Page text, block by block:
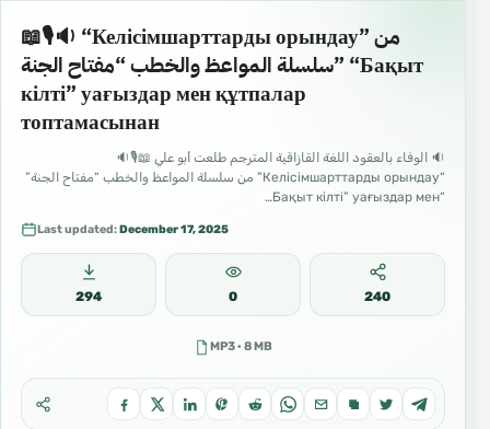
📖🎙🔉 “Келісімшарттарды орындау” من
سلسلة المواعظ والخطب “مفتاح الجنة” “Бақыт
кілті” уағыздар мен құтпалар
топтамасынан
🔉 الوفاء بالعقود اللغة القازاقية المترجم طلعت أبو علي 📖🎙🔉
“Келісімшарттарды орындау” من سلسلة المواعظ والخطب “مفتاح الجنة”
“Бақыт кілті” уағыздар мен…
Last updated:December 17, 2025
294 0 240
MP3 · 8 MB